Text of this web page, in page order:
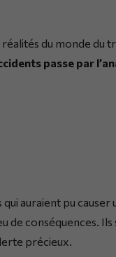
du monde du
passe par
auraient pu causer
de conséquences.
précieux.